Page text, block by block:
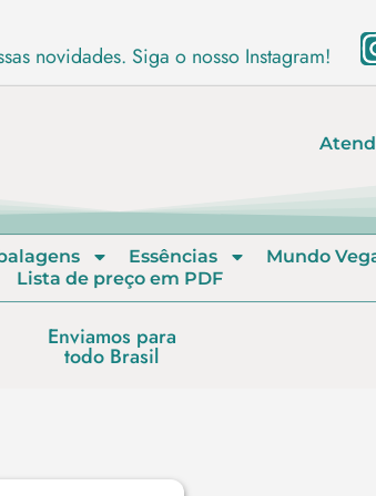
novidades. Siga o nosso Instagram!
Essências Mundo
Lista de preço em PDF
Enviamos para
todo Brasil